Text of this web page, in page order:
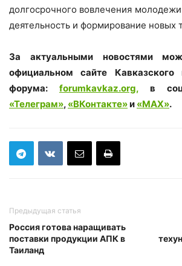
долгосрочного вовлечения
деятельность и формирование новых
За актуальными новостями
официальном сайте Кавказского
форума: forumkavkaz.org, в
«Телеграм», «ВКонтакте»и «MAX».
Предыдущая статья
Россия готова наращивать
поставки продукции АПК в
Таиланд